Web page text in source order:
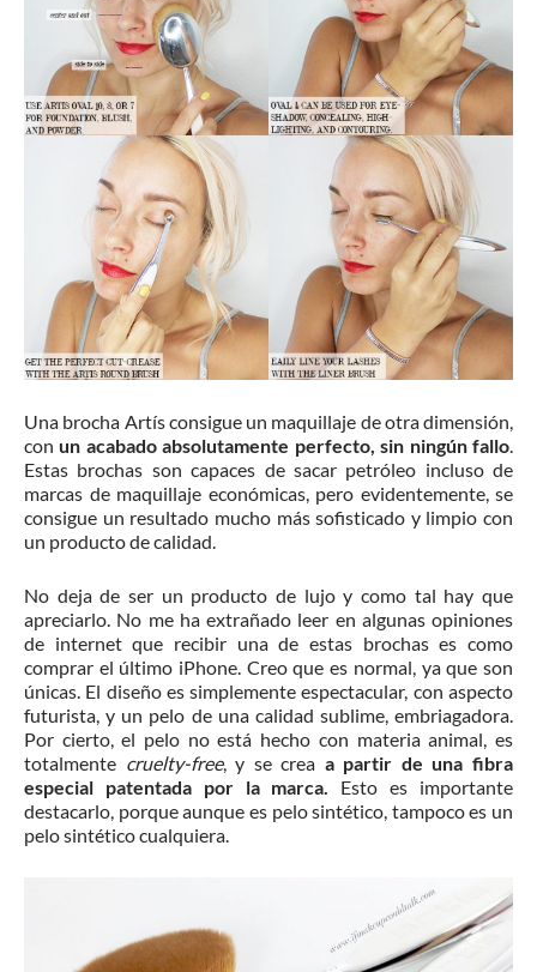
Una brocha Artís consigue un maquillaje de otra dimensión,
conun acabado absolutamente perfecto, sin ningún fallo.
Estas brochas son capaces de sacar petróleo incluso de
marcas de maquillaje económicas, pero evidentemente, se
consigue un resultado mucho más sofisticado y limpio con
un producto de calidad.
No deja de ser un producto de lujo y como tal hay que
apreciarlo. No me ha extrañado leer en algunas opiniones
de internet que recibir una de estas brochas es como
comprar el último iPhone. Creo que es normal, ya que son
únicas. El diseño es simplemente espectacular, con aspecto
futurista, y un pelo de una calidad sublime, embriagadora.
Por cierto, el pelo no está hecho con materia animal, es
totalmente cruelty-free, y se crea a partir de una fibra
especial patentada por la marca. Esto es importante
destacarlo, porque aunque es pelo sintético, tampoco es un
pelo sintético cualquiera.